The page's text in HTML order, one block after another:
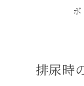
排尿時